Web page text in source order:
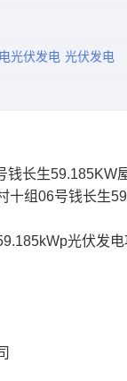
光伏发电 光伏发电
长生59.185KW
十组06号钱长生
光伏发